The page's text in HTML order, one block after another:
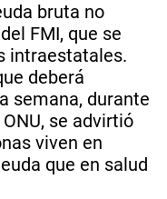
bruta no
FMI, que se
intraestatales.
deberá
semana, durante
se advirtió
viven en
que en salud